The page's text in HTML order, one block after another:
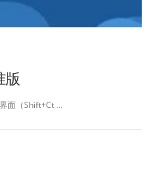
版
面（Shift+Ct …